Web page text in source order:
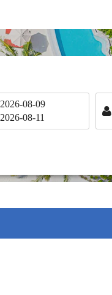
2026-08-09
2026-08-11